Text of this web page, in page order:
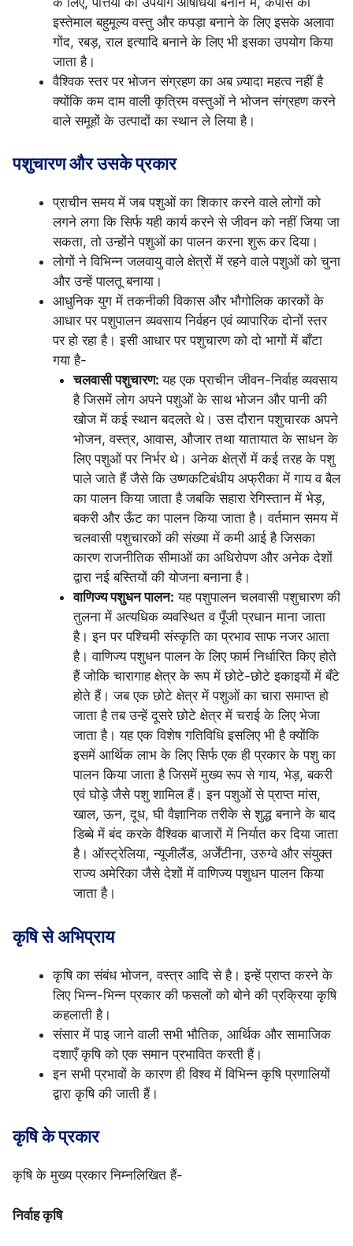
इस्तेमाल बहुमूल्य वस्तु और कपड़ा बनाने के लिए इसके अलावा
गोंद, रबड़, राल इत्यादि बनाने के लिए भी इसका उपयोग किया
जाता है।
वैश्विक स्तर पर भोजन संग्रहण का अब ज़्यादा महत्व नहीं है
क्योंकि कम दाम वाली कृत्रिम वस्तुओं ने भोजन संग्रहण करने
वाले समूहों के उत्पादों का स्थान ले लिया है।
पशुचारण और उसके प्रकार
प्राचीन समय में जब पशुओं का शिकार करने वाले लोगों को
लगने लगा कि सिर्फ यही कार्य करने से जीवन को नहीं जिया जा
सकता, तो उन्होंने पशुओं का पालन करना शुरू कर दिया।
लोगों ने विभिन्न जलवायु वाले क्षेत्रों में रहने वाले पशुओं को चुना
और उन्हें पालतू बनाया।
आधुनिक युग में तकनीकी विकास और भौगोलिक कारकों के
आधार पर पशुपालन व्यवसाय निर्वहन एवं व्यापारिक दोनों स्तर
पर हो रहा है। इसी आधार पर पशुचारण को दो भागों में बाँटा
गया है-
चलवासी पशुचारण:यह एक प्राचीन जीवन-निर्वाह व्यवसाय
है जिसमें लोग अपने पशुओं के साथ भोजन और पानी की
खोज में कई स्थान बदलते थे। उस दौरान पशुचारक अपने
भोजन, वस्त्र, आवास, औजार तथा यातायात के साधन के
लिए पशुओं पर निर्भर थे। अनेक क्षेत्रों में कई तरह के पशु
पाले जाते हैं जैसे कि उष्णकटिबंधीय अफ्रीका में गाय व बैल
का पालन किया जाता है जबकि सहारा रेगिस्तान में भेड़,
बकरी और ऊँट का पालन किया जाता है। वर्तमान समय में
चलवासी पशुचारकों की संख्या में कमी आई है जिसका
कारण राजनीतिक सीमाओं का अधिरोपण और अनेक देशों
द्वारा नई बस्तियों की योजना बनाना है।
वाणिज्य पशुधन पालन: यह पशुपालन चलवासी पशुचारण की
तुलना में अत्यधिक व्यवस्थित व पूँजी प्रधान माना जाता
है। इन पर पश्चिमी संस्कृति का प्रभाव साफ नजर आता
है। वाणिज्य पशुधन पालन के लिए फार्म निर्धारित किए होते
हैं जोकि चारागाह क्षेत्र के रूप में छोटे-छोटे इकाइयों में बँटे
होते हैं। जब एक छोटे क्षेत्र में पशुओं का चारा समाप्त हो
जाता है तब उन्हें दूसरे छोटे क्षेत्र में चराई के लिए भेजा
जाता है। यह एक विशेष गतिविधि इसलिए भी है क्योंकि
इसमें आर्थिक लाभ के लिए सिर्फ एक ही प्रकार के पशु का
पालन किया जाता है जिसमें मुख्य रूप से गाय, भेड़, बकरी
एवं घोड़े जैसे पशु शामिल हैं। इन पशुओं से प्राप्त मांस,
खाल, ऊन, दूध, घी वैज्ञानिक तरीके से शुद्ध बनाने के बाद
डिब्बे में बंद करके वैश्विक बाजारों में निर्यात कर दिया जाता
है। ऑस्ट्रेलिया, न्यूजीलैंड, अर्जेंटीना, उरुग्वे और संयुक्त
राज्य अमेरिका जैसे देशों में वाणिज्य पशुधन पालन किया
जाता है।
कृषि से अभिप्राय
कृषि का संबंध भोजन, वस्त्र आदि से है। इन्हें प्राप्त करने के
लिए भिन्न-भिन्न प्रकार की फसलों को बोने की प्रक्रिया कृषि
कहलाती है।
संसार में पाइ जाने वाली सभी भौतिक, आर्थिक और सामाजिक
दशाएँ कृषि को एक समान प्रभावित करती हैं।
इन सभी प्रभावों के कारण ही विश्व में विभिन्न कृषि प्रणालियों
द्वारा कृषि की जाती हैं।
कृषि के प्रकार
कृषि के मुख्य प्रकार निम्नलिखित हैं-
निर्वाह कृषि